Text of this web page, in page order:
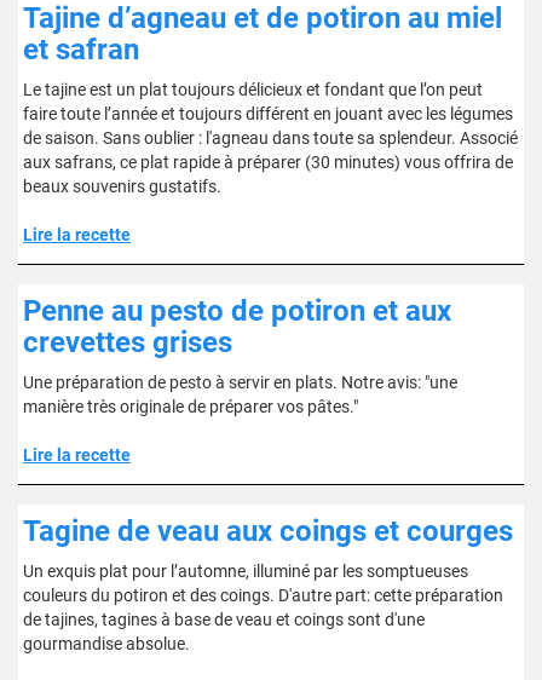
Tajine d’agneau et de potiron au miel
et safran
Le tajine est un plat toujours délicieux et fondant que l’on peut
faire toute l’année et toujours différent en jouant avec les légumes
de saison. Sans oublier : l'agneau dans toute sa splendeur. Associé
aux safrans, ce plat rapide à préparer (30 minutes) vous offrira de
beaux souvenirs gustatifs.
Lire la recette
Penne au pesto de potiron et aux
crevettes grises
Une préparation de pesto à servir en plats. Notre avis: "une
manière très originale de préparer vos pâtes."
Lire la recette
Tagine de veau aux coings et courges
Un exquis plat pour l’automne, illuminé par les somptueuses
couleurs du potiron et des coings. D'autre part: cette préparation
de tajines, tagines à base de veau et coings sont d'une
gourmandise absolue.